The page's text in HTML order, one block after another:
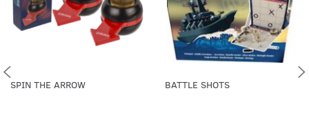
SPIN THE ARROW BATTLE SHOTS